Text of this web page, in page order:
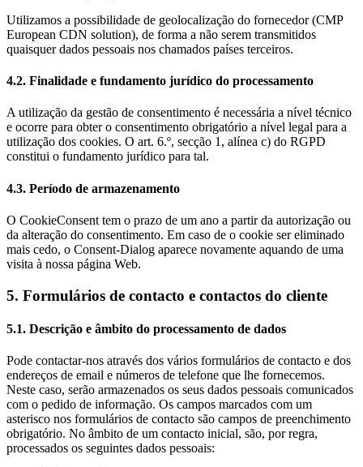
Utilizamos a possibilidade de geolocalização do fornecedor (CMP
European CDN solution), de forma a não serem transmitidos
quaisquer dados pessoais nos chamados países terceiros.
4.2. Finalidade e fundamento jurídico do processamento
A utilização da gestão de consentimento é necessária a nível técnico
e ocorre para obter o consentimento obrigatório a nível legal para a
utilização dos cookies. O art. 6.º, secção 1, alínea c) do RGPD
constitui o fundamento jurídico para tal.
4.3. Período de armazenamento
O CookieConsent tem o prazo de um ano a partir da autorização ou
da alteração do consentimento. Em caso de o cookie ser eliminado
mais cedo, o Consent-Dialog aparece novamente aquando de uma
visita à nossa página Web.
5. Formulários de contacto e contactos do cliente
5.1. Descrição e âmbito do processamento de dados
Pode contactar-nos através dos vários formulários de contacto e dos
endereços de email e números de telefone que lhe fornecemos.
Neste caso, serão armazenados os seus dados pessoais comunicados
com o pedido de informação. Os campos marcados com um
asterisco nos formulários de contacto são campos de preenchimento
obrigatório. No âmbito de um contacto inicial, são, por regra,
processados os seguintes dados pessoais: